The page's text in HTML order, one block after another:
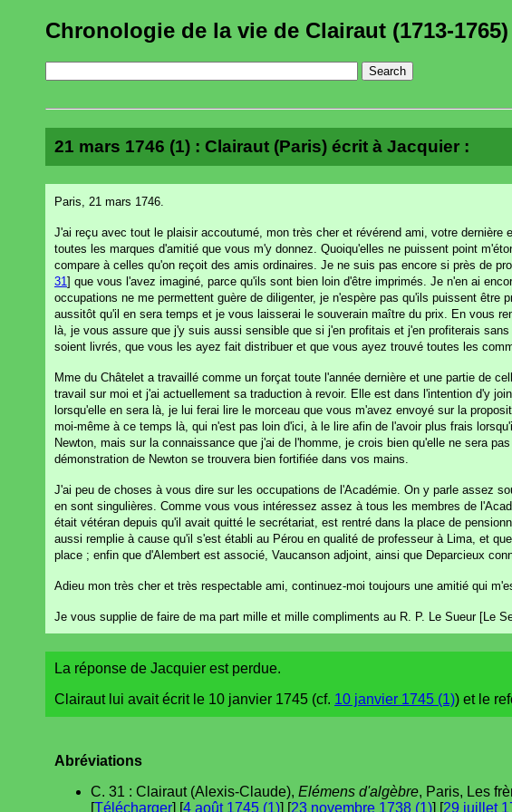
Chronologie de la vie de Clairaut (1713-1765)
21 mars 1746 (1) : Clairaut (Paris) écrit à Jacquier :
Paris, 21 mars 1746.
J'ai reçu avec tout le plaisir accoutumé, mon très cher et révérend ami, votre dernière
toutes les marques d'amitié que vous m'y donnez. Quoiqu'elles ne puissent point
compare à celles qu'on reçoit des amis ordinaires. Je ne suis pas encore si près de
31 ] que vous l'avez imaginé, parce qu'ils sont bien loin d'être imprimés. Je n'en ai
occupations ne me permettent guère de diligenter, je n'espère pas qu'ils puissent
aussitôt qu'il en sera temps et je vous laisserai le souverain maître du prix. En vous
là, je vous assure que j'y suis aussi sensible que si j'en profitais et j'en profiterais
soient livrés, que vous les ayez fait distribuer et que vous ayez trouvé toutes les
Mme du Châtelet a travaillé comme un forçat toute l'année dernière et une partie de
travail sur moi et j'ai actuellement sa traduction à revoir. Elle est dans l'intention d'y
lorsqu'elle en sera là, je lui ferai lire le morceau que vous m'avez envoyé sur la
moi-même à ce temps là, qui n'est pas loin d'ici, à le lire afin de l'avoir plus frais
Newton, mais sur la connaissance que j'ai de l'homme, je crois bien qu'elle ne sera
démonstration de Newton se trouvera bien fortifiée dans vos mains.
J'ai peu de choses à vous dire sur les occupations de l'Académie. On y parle assez
en sont singulières. Comme vous vous intéressez assez à tous les membres de
était vétéran depuis qu'il avait quitté le secrétariat, est rentré dans la place de
aussi remplie à cause qu'il s'est établi au Pérou en qualité de professeur à Lima, et
place ; enfin que d'Alembert est associé, Vaucanson adjoint, ainsi que Deparcieux
Adieu mon très cher et très respectable ami, continuez-moi toujours une amitié qui
Je vous supplie de faire de ma part mille et mille compliments au R. P. Le Sueur [Le
La réponse de Jacquier est perdue.
Clairaut lui avait écrit le 10 janvier 1745 (cf. 10 janvier 1745 (1)) et le
Abréviations
C. 31 : Clairaut (Alexis-Claude), Elémens d'algèbre, Paris, Les
[Télécharger] [4 août 1745 (1)] [23 novembre 1738 (1)] [29 juillet